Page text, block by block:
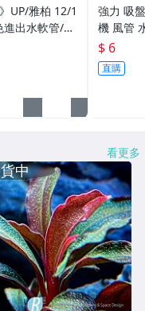
UP/雅柏 12/1
出水軟管/10
管、沉水馬達
強力 吸
機 風管
水口 圓
打氣機
魚缸溫
$ 6
直購
看更多